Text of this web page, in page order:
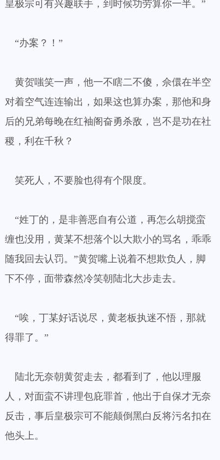
皇极宗可有兴趣联手，到时候功劳算你一半。”
“办案？！”
黄贺嗤笑一声，他一不瞎二不傻，佘儇在半空
对着空气连连输出，如果这也算办案，那他和身
后的兄弟每晚在红袖阁奋勇杀敌，岂不是功在社
稷，利在千秋？
笑死人，不要脸也得有个限度。
“姓丁的，是非善恶自有公道，再怎么胡搅蛮
缠也没用，黄某不想落个以大欺小的骂名，乖乖
随我回去认罚。”黄贺嘴上说着不想欺负人，脚
下不停，面带森然冷笑朝陆北大步走去。
“唉，丁某好话说尽，黄老板执迷不悟，那就
得罪了。”
陆北无奈朝黄贺走去，都看到了，他以理服
人，对面蛮不讲理包庇罪首，他出于自保才无奈
反击，事后皇极宗可不能颠倒黑白反将污名扣在
他头上。